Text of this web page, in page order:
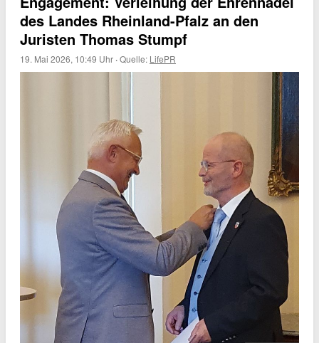
des Landes Rheinland-Pfalz an den
Juristen Thomas Stumpf
19. Mai 2026, 10:49 Uhr ·Quelle: LifePR